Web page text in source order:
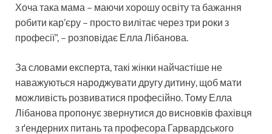
Хоча така мама – маючи хорошу освіту та бажання
робити кар’єру – просто вилітає через три роки з
професії”, – розповідає Елла Лібанова.
За словами експерта, такі жінки найчастіше не
наважуються народжувати другу дитину, щоб мати
можливість розвиватися професійно. Тому Елла
Лібанова пропонує звернутися до висновків фахівця
з ґендерних питань та професора Гарвардського